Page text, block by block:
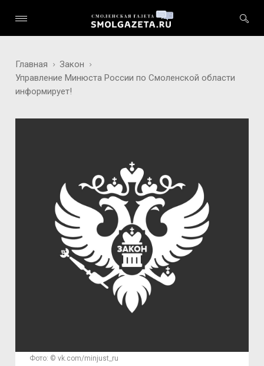
Главная
Закон
Управление Минюста России по Смоленской области
информирует!
Фото: © vk.com/minjust_ru